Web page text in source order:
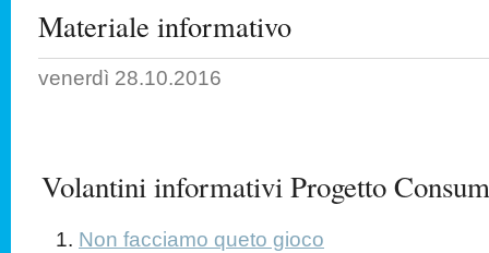
Materiale informativo
venerdì 28.10.2016
Volantini informativi Progetto
Non facciamo queto gioco